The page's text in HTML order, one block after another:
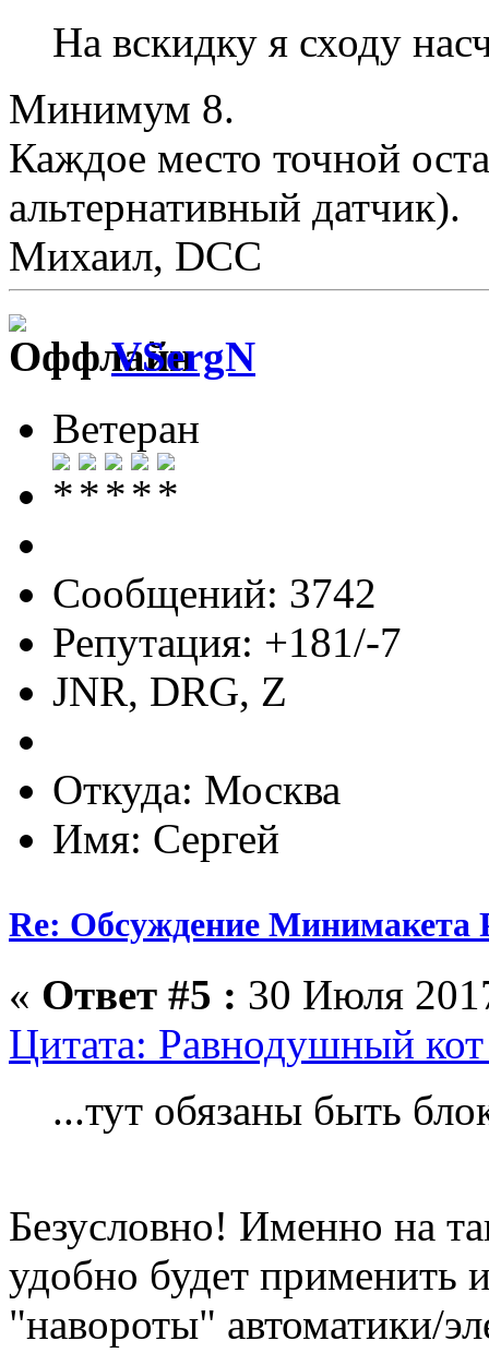
На вскидку я сходу
Минимум 8.
Каждое место точной
альтернативный датчик).
Михаил, DCC
VSergN
Ветеран
Сообщений: 3742
Репутация: +181/-7
JNR, DRG, Z
Откуда: Москва
Имя: Сергей
Re: Обсуждение Минимакета
« Ответ #5 : 30 Июля
Цитата: Равнодушный
...тут обязаны быть
Безусловно! Именно на
удобно будет применить
"навороты" автоматики/